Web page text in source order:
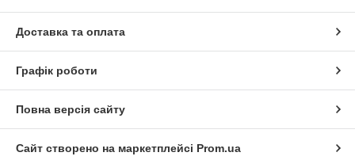
Доставка та оплата
Графік роботи
Повна версія сайту
Сайт створено на маркетплейсі Prom.ua